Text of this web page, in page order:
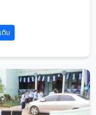
ติม